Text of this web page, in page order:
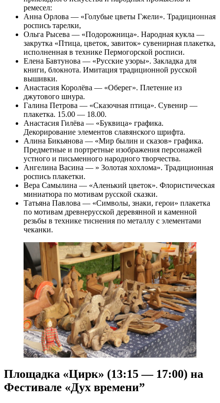
ремесел:
Анна Орлова — «Голубые цветы Гжели». Традиционная
роспись тарелки,
Ольга Рысева — «Подорожница». Народная кукла —
закрутка «Птица, цветок, завиток» сувенирная плакетка,
исполненная в технике Пермогорской росписи.
Елена Бавтунова — «Русские узоры». Закладка для
книги, блокнота. Имитация традиционной русской
вышивки.
Анастасия Королёва — «Оберег». Плетение из
джутового шнура.
Галина Петрова — «Сказочная птица». Сувенир —
плакетка. 15.00 — 18.00.
Анастасия Гилёва — «Буквица» графика.
Декорирование элементов славянского шрифта.
Алина Бикьянова — «Мир былин и сказов» графика.
Предметные и портретные изображения персонажей
устного и письменного народного творчества.
Ангелина Васина — » Золотая хохлома». Традиционная
роспись плакетки.
Вера Самылина — «Аленький цветок». Флористическая
миниатюра по мотивам русской сказки.
Татьяна Павлова — «Символы, знаки, герои» плакетка
по мотивам древнерусской деревянной и каменной
резьбы в технике тиснения по металлу с элементами
чеканки.
Площадка «Цирк» (13:15 — 17:00) на
Фестивале «Дух времени”